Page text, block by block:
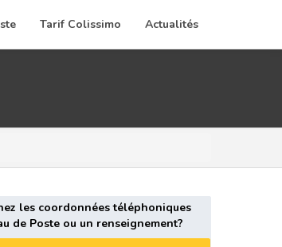
Tarif Colissimo Actualités
les coordonnées téléphoniques
de Poste ou un renseignement?